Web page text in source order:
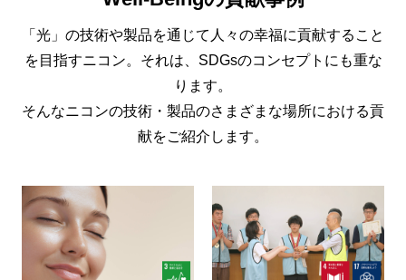
「光」の技術や製品を通じて人々の幸福に貢献すること
を目指すニコン。それは、SDGsのコンセプトにも重な
ります。
そんなニコンの技術・製品のさまざまな場所における貢
献をご紹介します。